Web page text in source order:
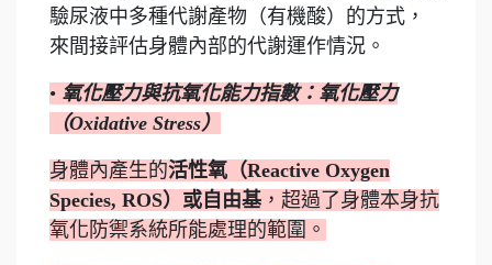
驗尿液中多種代謝產物（有機酸）的方式，
來間接評估身體內部的代謝運作情況。
• 氧化壓力與抗氧化能力指數：氧化壓力
（Oxidative Stress）
身體內產生的活性氧（Reactive Oxygen
Species, ROS）或自由基 ，超過了身體本身抗
氧化防禦系統所能處理的範圍。